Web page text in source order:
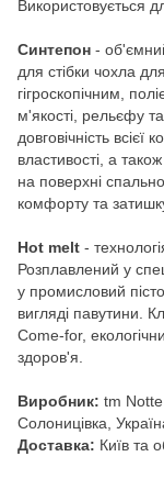
Використовується
Синтепон -
для стібки чохла
гігроскопічним,
м'якості, рельєфу
довговічність всієї
властивості, а
на поверхні
комфорту та
Hot melt -
Розплавлений у
у промисловий
вигляді павутини.
Come-for,
здоров'я.
Виробник: tm Notte
Солоницівка,
Доставка: Київ та